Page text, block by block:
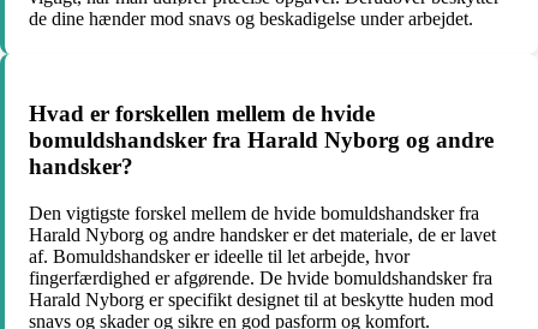
de dine hænder mod snavs og beskadigelse under arbejdet.
Hvad er forskellen mellem de hvide
bomuldshandsker fra Harald Nyborg og andre
handsker?
Den vigtigste forskel mellem de hvide bomuldshandsker fra
Harald Nyborg og andre handsker er det materiale, de er lavet
af. Bomuldshandsker er ideelle til let arbejde, hvor
fingerfærdighed er afgørende. De hvide bomuldshandsker fra
Harald Nyborg er specifikt designet til at beskytte huden mod
snavs og skader og sikre en god pasform og komfort.